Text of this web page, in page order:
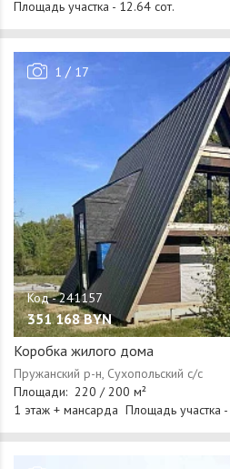
1 / 17
351 168 BYN
Коробка жилого дома